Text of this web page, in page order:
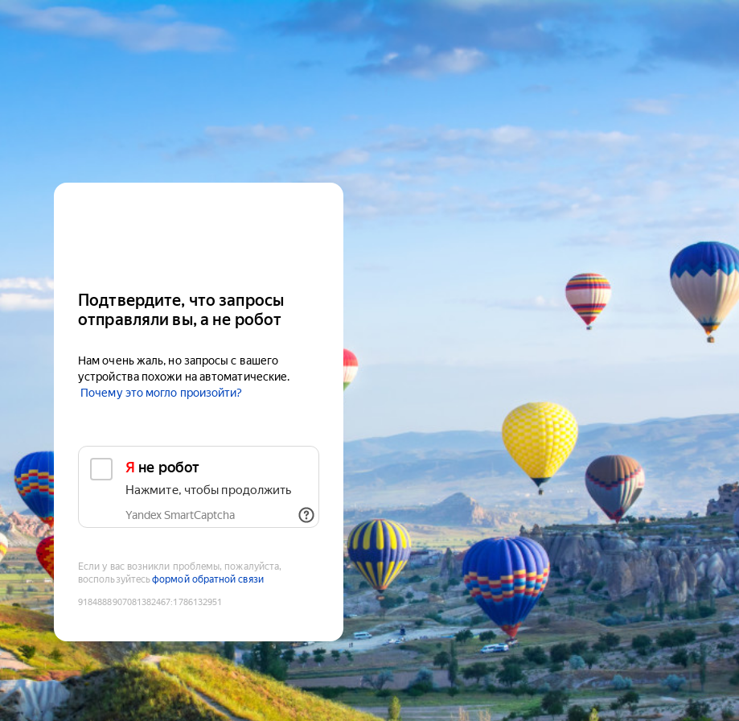
Подтвердите, что запросы
отправляли вы, а не робот
Нам очень жаль, но запросы с вашего
устройства похожи на автоматические.
Почему это могло произойти?
Я не робот
Нажмите, чтобы продолжить
Yandex SmartCaptcha
Если у вас возникли проблемы, пожалуйста,
воспользуйтесьформой обратной связи
9184888907081382467:1786132951